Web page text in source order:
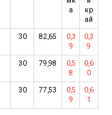
а
кр
ай
30 82,65
0,3
9
0,3
9
30 79,98
0,5
8
0,6
0
30 77,53
0,5
9
0,6
1